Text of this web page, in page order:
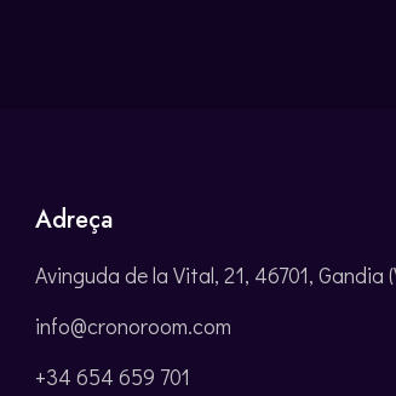
Adreça
Avinguda de la Vital, 21, 46701, Gandia
info@cronoroom.com
+34 654 659 701